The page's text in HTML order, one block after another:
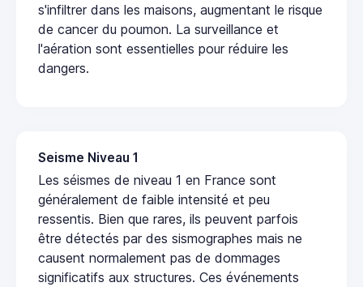
s'infiltrer dans les maisons, augmentant le risque
de cancer du poumon. La surveillance et
l'aération sont essentielles pour réduire les
dangers.
Seisme Niveau 1
Les séismes de niveau 1 en France sont
généralement de faible intensité et peu
ressentis. Bien que rares, ils peuvent parfois
être détectés par des sismographes mais ne
causent normalement pas de dommages
significatifs aux structures. Ces événements